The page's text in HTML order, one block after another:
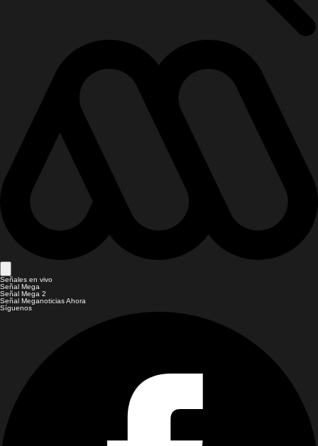
Señales en vivo
Señal Mega
Señal Mega 2
Señal Meganoticias Ahora
Síguenos